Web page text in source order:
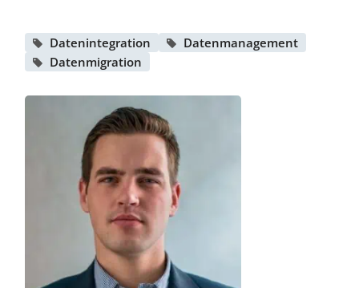
Datenintegration
Datenmanagement
Datenmigration